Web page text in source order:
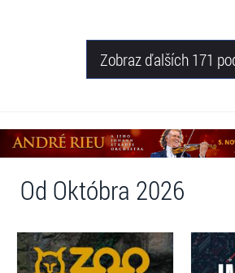
Žilina
Zobraz ďalších 171
Od Októbra 2026